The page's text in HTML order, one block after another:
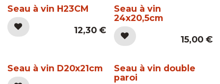
Seau à vin H23CM
12,30€
Seau à vin
24x20,5cm
15,00€
Seau à vin D20x21cm
Seau à vin double
paroi